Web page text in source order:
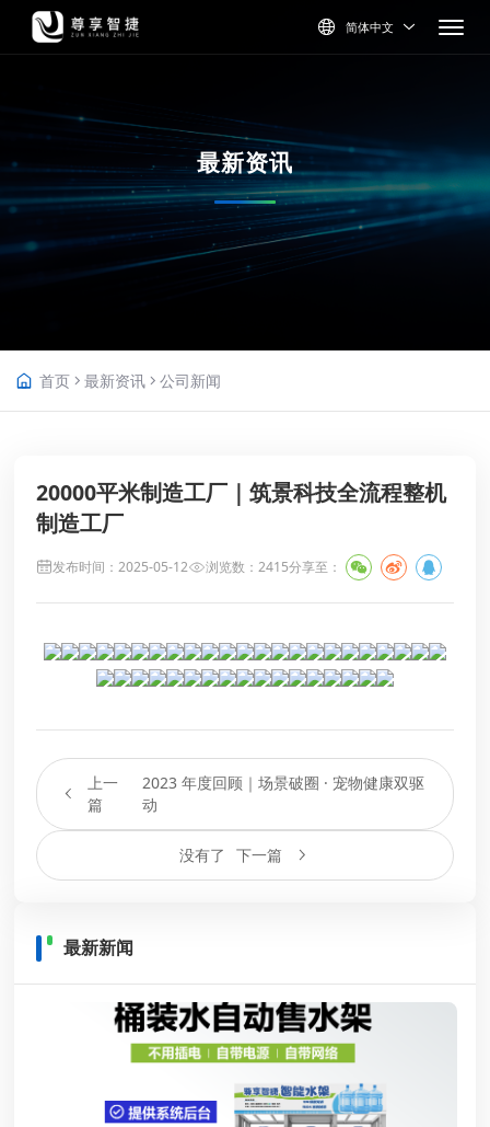
简体中文
最新资讯
首页 最新资讯 公司新闻
20000平米制造工厂｜筑景科技全流程整机
制造工厂
发布时间：2025-05-12 浏览数：2415分享至：
上一
篇
2023 年度回顾｜场景破圈 · 宠物健康双驱
动
没有了 下一篇
最新新闻